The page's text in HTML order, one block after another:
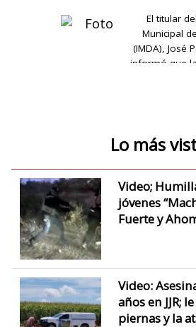
El titular
Municipal
(IMDA), José
informó que
Lo más
Video;
jóvenes
Fuerte y
Video:
años en JJR;
piernas y la